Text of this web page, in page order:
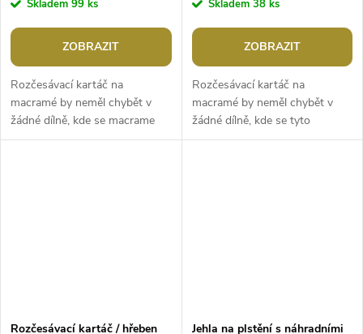
Skladem 99 ks
ZOBRAZIT
Rozčesávací kartáč na
macramé by neměl chybět v
žádné dílně, kde se macrame
dekorace vyrábí. Bezvadně
Skladem 38 ks
ZOBRAZIT
Rozčesávací kartáč na
macramé by neměl chybět v
žádné dílně, kde se tyto
dekorace vyrábí. Perfektně
Rozčesávací kartáč / hřeben Jehla na plstění s náhradními